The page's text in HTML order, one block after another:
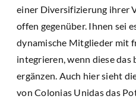
einer Diversifizierung ihrer
offen gegenüber. Ihnen sei
dynamische Mitglieder mit
integrieren, wenn diese das
ergänzen. Auch hier sieht
von Colonias Unidas das